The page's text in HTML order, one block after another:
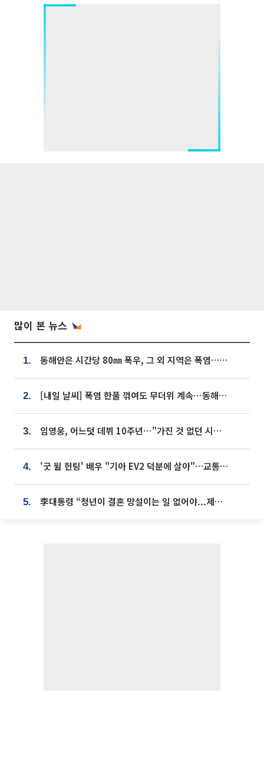
많이 본 뉴스
1. 동해안은 시간당 80㎜ 폭우, 그 외 지역은 폭염…‘극과 극 날씨’
2. [내일 날씨] 폭염 한풀 꺾여도 무더위 계속⋯동해안 이틀 연속 비
3. 임영웅, 어느덧 데뷔 10주년⋯"가진 것 없던 시절, 내 앞엔 20명의 팬뿐"
4. '굿 윌 헌팅' 배우 "기아 EV2 덕분에 살아"…교통사고 후 안전성 극찬
5. 李대통령 “청년이 결혼 망설이는 일 없어야...제도상 불이익 조사”